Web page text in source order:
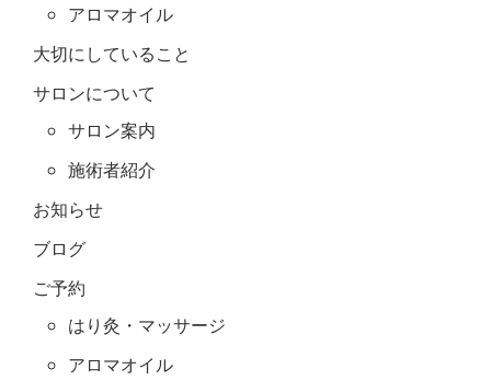
アロマオイル
大切にしていること
サロンについて
サロン案内
施術者紹介
お知らせ
ブログ
ご予約
はり灸・マッサージ
アロマオイル